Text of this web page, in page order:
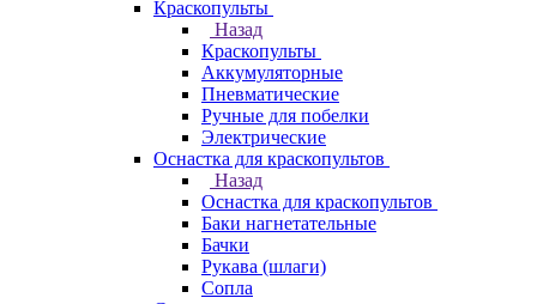
Краскопульты
Назад
Краскопульты
Аккумуляторные
Пневматические
Ручные для побелки
Электрические
Оснастка для краскопультов
Назад
Оснастка для краскопультов
Баки нагнетательные
Бачки
Рукава (шлаги)
Сопла